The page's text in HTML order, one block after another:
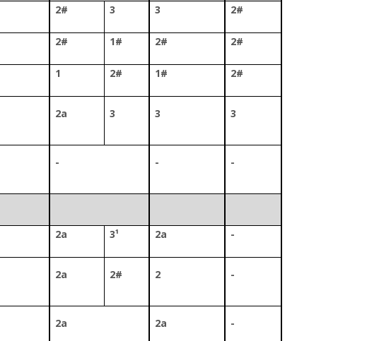
2# 3 3 2#
2# 1# 2# 2#
1 2# 1# 2#
2a 3 3 3
- - -
2a 3¹ 2a -
2a 2# 2 -
2a 2a -